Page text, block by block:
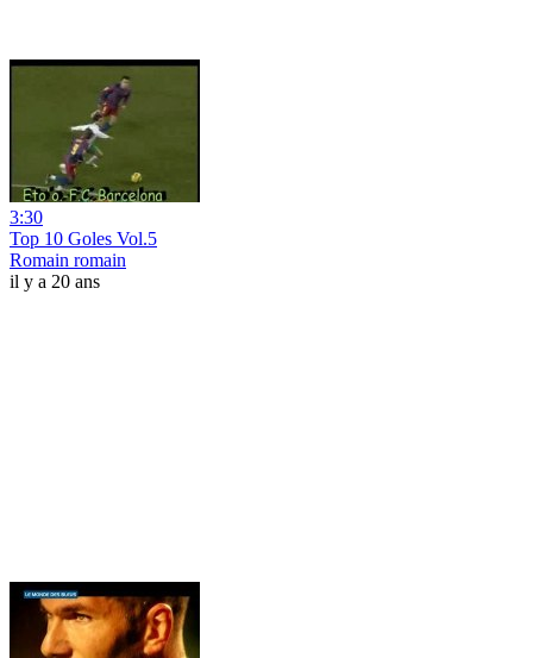
3:30
Top 10 Goles Vol.5
Romain romain
il y a 20 ans